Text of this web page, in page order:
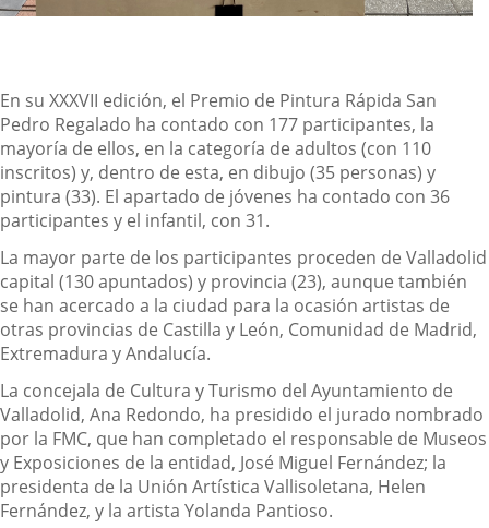
En su XXXVII edición, el Premio de Pintura Rápida San
Pedro Regalado ha contado con 177 participantes, la
mayoría de ellos, en la categoría de adultos (con 110
inscritos) y, dentro de esta, en dibujo (35 personas) y
pintura (33). El apartado de jóvenes ha contado con 36
participantes y el infantil, con 31.
La mayor parte de los participantes proceden de Valladolid
capital (130 apuntados) y provincia (23), aunque también
se han acercado a la ciudad para la ocasión artistas de
otras provincias de Castilla y León, Comunidad de Madrid,
Extremadura y Andalucía.
La concejala de Cultura y Turismo del Ayuntamiento de
Valladolid, Ana Redondo, ha presidido el jurado nombrado
por la FMC, que han completado el responsable de Museos
y Exposiciones de la entidad, José Miguel Fernández; la
presidenta de la Unión Artística Vallisoletana, Helen
Fernández, y la artista Yolanda Pantioso.